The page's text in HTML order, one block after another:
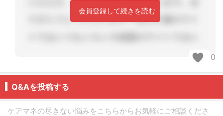
会員登録して続きを読む
0
Q&Aを投稿する